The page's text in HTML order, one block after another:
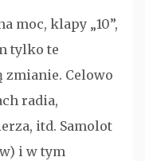
moc, klapy „10”,
tylko te
zmianie. Celowo
radia,
itd. Samolot
i w tym